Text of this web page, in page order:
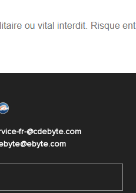
fr-@cdebyte.com
@ebyte.com